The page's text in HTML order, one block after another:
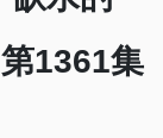
1361集